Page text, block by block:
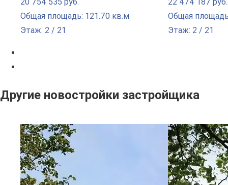
Общая площадь: 121.70 кв.м
Этаж: 2 / 21
Общая
Этаж: 2 / 21
Другие новостройки застройщика